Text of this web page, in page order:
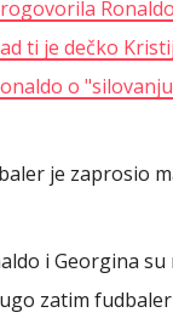
ti je dečko
o
je zaprosio
i Georgina
zatim